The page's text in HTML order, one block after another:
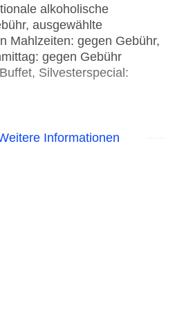
alkoholische
ausgewählte
Mahlzeiten: gegen Gebühr,
gegen Gebühr
Silvesterspecial:
Buffet“: Küche:
lactosefreie Gerichte:
ohne Gebühr, Anfrage
Anfrage notwendig,
Informationen